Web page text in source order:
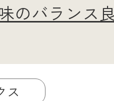
のバランス
ス